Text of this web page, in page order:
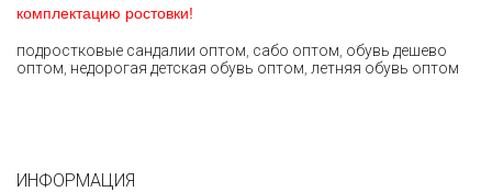
комплектацию ростовки!
подростковые сандалии оптом сабо оптом обувь дешево
оптом недорогая детская обувь оптом летняя обувь оптом
ИНФОРМАЦИЯ